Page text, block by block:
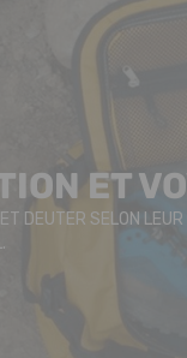
ET
DEUTER SELON